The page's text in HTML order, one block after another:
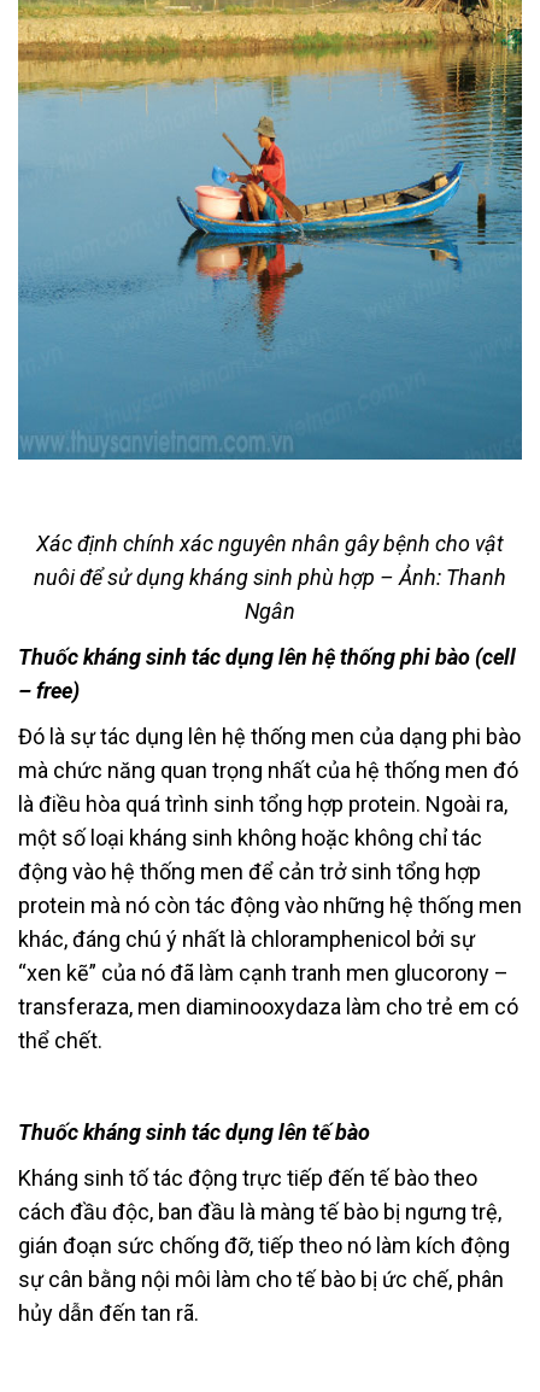
Xác định chính xác nguyên nhân gây bệnh cho vật
nuôi để sử dụng kháng sinh phù hợp – Ảnh: Thanh
Ngân
Thuốc kháng sinh tác dụng lên hệ thống phi bào (cell
– free)
Đó là sự tác dụng lên hệ thống men của dạng phi bào
mà chức năng quan trọng nhất của hệ thống men đó
là điều hòa quá trình sinh tổng hợp protein. Ngoài ra,
một số loại kháng sinh không hoặc không chỉ tác
động vào hệ thống men để cản trở sinh tổng hợp
protein mà nó còn tác động vào những hệ thống men
khác, đáng chú ý nhất là chloramphenicol bởi sự
“xen kẽ” của nó đã làm cạnh tranh men glucorony –
transferaza, men diaminooxydaza làm cho trẻ em có
thể chết.
Thuốc kháng sinh tác dụng lên tế bào
Kháng sinh tố tác động trực tiếp đến tế bào theo
cách đầu độc, ban đầu là màng tế bào bị ngưng trệ,
gián đoạn sức chống đỡ, tiếp theo nó làm kích động
sự cân bằng nội môi làm cho tế bào bị ức chế, phân
hủy dẫn đến tan rã.